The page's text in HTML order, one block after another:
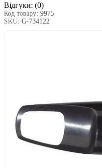
Відгуки: (0)
Код товару: 9975
SKU: G-734122